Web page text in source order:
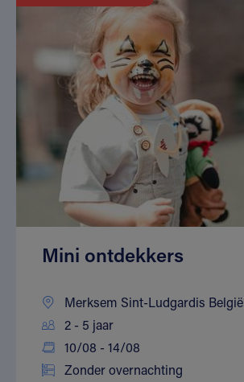
Mini ontdekkers
Merksem Sint-Ludgardis België
2 - 5 jaar
10/08 - 14/08
Zonder overnachting